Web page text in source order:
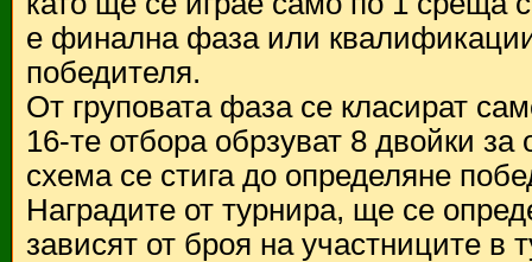
е финална фаза или
победителя.
От груповата фаза се класират
16-те отбора обрзуват 8 двойки
схема се стига до определяне
Наградите от турнира, ще се
зависят от броя на участниците в